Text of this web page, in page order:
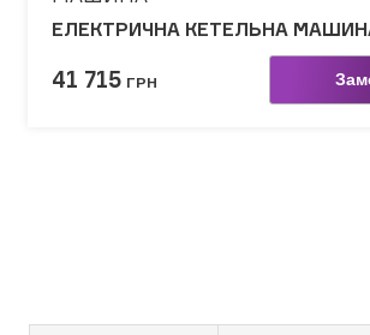
ЕЛЕКТРИЧНА КЕТЕЛЬНА
41 715 ГРН